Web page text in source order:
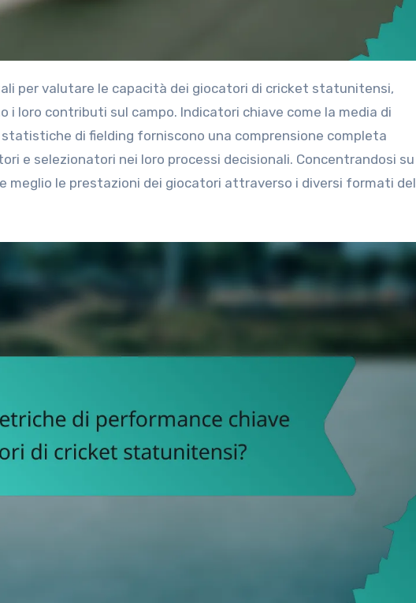
loro contributi sul campo. Indicatori chiave come la media di
di fielding forniscono una comprensione completa
e selezionatori nei loro processi decisionali. Concentrandosi su
meglio le prestazioni dei giocatori attraverso i diversi formati del